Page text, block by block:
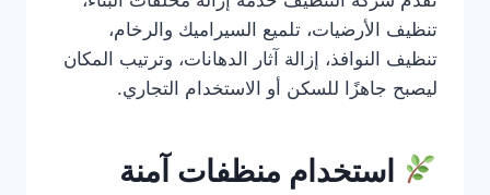
تنظيف الأرضيات، تلميع السيراميك والرخام،
تنظيف النوافذ، إزالة آثار الدهانات، وترتيب المكان
ليصبح جاهزًا للسكن أو الاستخدام التجاري.
استخدام منظفات آمنة